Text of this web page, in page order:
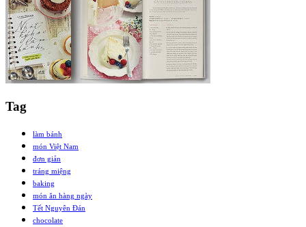
Tag
làm bánh
món Việt Nam
đơn giản
tráng miệng
baking
món ăn hàng ngày
Tết Nguyên Đán
chocolate